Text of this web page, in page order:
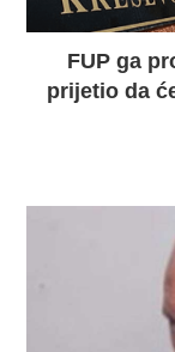
FUP ga
prijetio da